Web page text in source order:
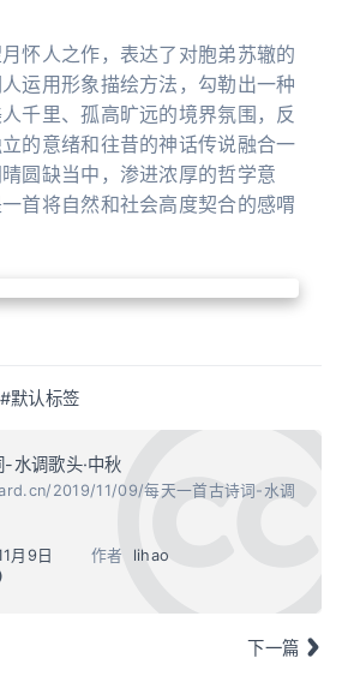
怀人之作，表达了对胞弟苏辙的
运用形象描绘方法，勾勒出一种
千里、孤高旷远的境界氛围，反
的意绪和往昔的神话传说融合一
圆缺当中，渗进浓厚的哲学意
首将自然和社会高度契合的感喟
#默认标签
水调歌头·中秋
2019/11/09/每天一首古诗词-水调
作者 lihao
月9日
下一篇